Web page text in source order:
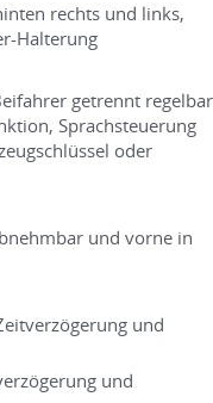
rechts und links,
Halterung
getrennt regelbar
Sprachsteuerung
oder
und vorne in
und
und